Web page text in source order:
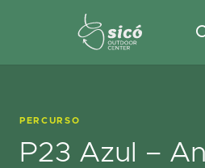
PERCURSO
P23 Azul –